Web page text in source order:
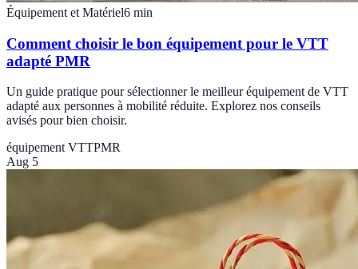
Équipement et Matériel6 min
Comment choisir le bon équipement pour le VTT
adapté PMR
Un guide pratique pour sélectionner le meilleur équipement de VTT
adapté aux personnes à mobilité réduite. Explorez nos conseils
avisés pour bien choisir.
équipement VTTPMR
Aug 5